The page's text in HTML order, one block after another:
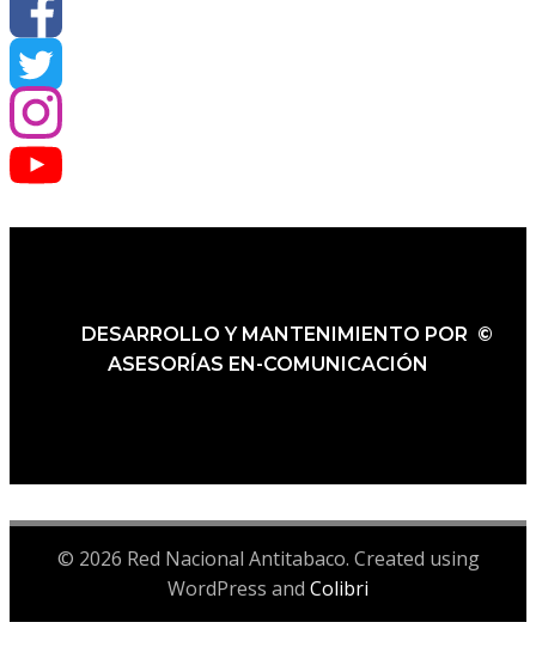
DESARROLLO Y MANTENIMIENTO POR ©
ASESORÍAS EN-COMUNICACIÓN
© 2026 Red Nacional Antitabaco. Created using
WordPress and Colibri